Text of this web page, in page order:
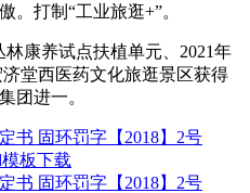
。打制“工业旅逛+”。
康养试点扶植单元、2021年
堂西医药文化旅逛景区获得
团进一。
书 固环罚字【2018】2号
板下载
书 固环罚字【2018】2号